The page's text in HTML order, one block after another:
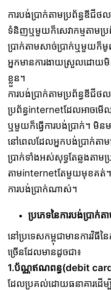
ការបង់ប្រាក់តាមប្រព័ន្ធឌីជី
ទំនិញឬមួយក៏សេវាកម្មតាមប្រ
ប្រាក់តាមសាច់ប្រាក់ឬមួយក៏មូ
អ្នកមានការងាយស្រួល​ដោយមិ
ខ្លួន។
ការបង់ប្រាក់តាមប្រព័ន្ធឌីជីថ
ប្រព័ន្ធinternetដែលអាចមើ
ឬមួយក៏ធ្វើការបង់ប្រាក់។ មិ
នៅពេលដែលអ្នកបង់ប្រាក់តាម
ប្រាក់ទាំងអស់សុទ្ធតែឆ្លងតា
តាមinternetតែមួយមុខគត់។
ការបង់ប្រាក់ណាស់។
ប្រភេទនៃការបង់ប្រាក់
នៅប្រទេសកម្ពុជាមានការវិធី
ច្រើនដែលមានដូចជា៖
1.ប័ណ្ណឥណពន្ធ(debit
ដែលប្រគល់ដោយធនាគារដើ